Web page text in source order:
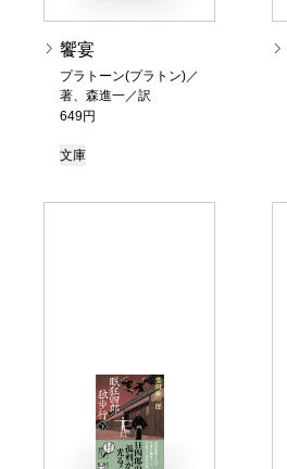
饗宴
プラトーン(プラトン)／
著、森進一／訳
649円
文庫